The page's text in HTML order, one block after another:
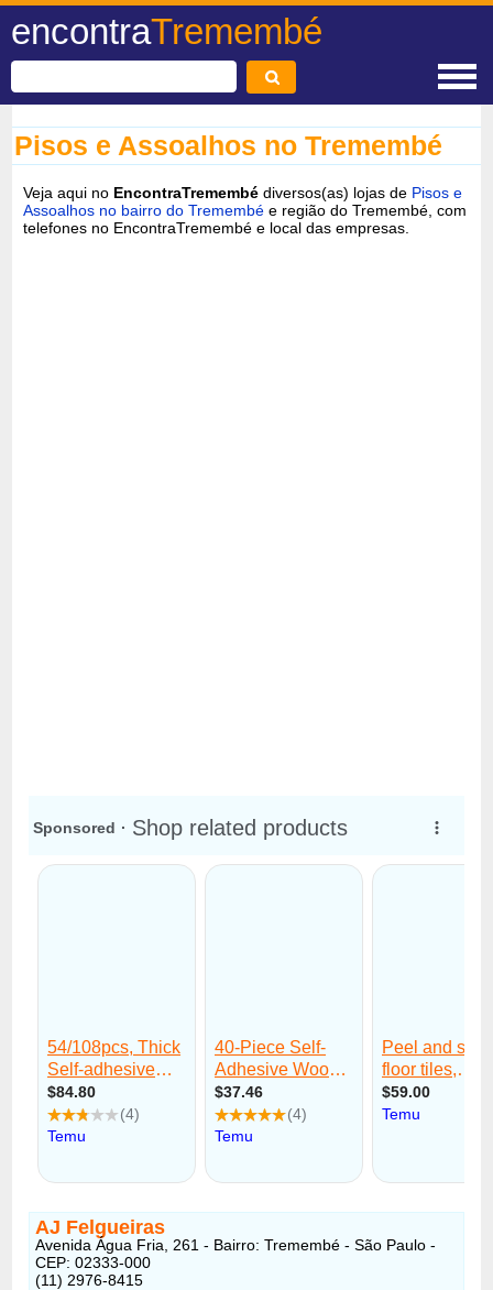
encontraTremembé
Pisos e Assoalhos no Tremembé
Veja aqui no EncontraTremembé diversos(as) lojas de Pisos e
Assoalhos no bairro do Tremembé e região do Tremembé, com
telefones no EncontraTremembé e local das empresas.
AJ Felgueiras
Avenida Água Fria, 261 - Bairro: Tremembé - São Paulo -
CEP: 02333-000
(11) 2976-8415